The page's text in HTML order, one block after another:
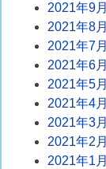
2021年9月
2021年8月
2021年7月
2021年6月
2021年5月
2021年4月
2021年3月
2021年2月
2021年1月